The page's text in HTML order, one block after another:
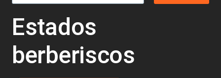
Estados
berberiscos